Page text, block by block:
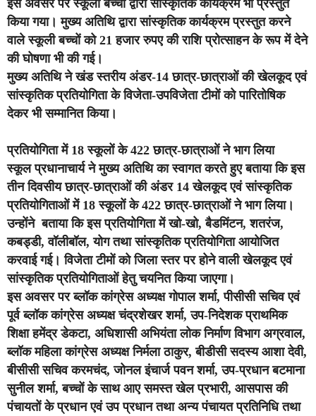
इस अवसर पर स्कूली बच्चों द्वारा सांस्कृतिक कार्यक्रम भी प्रस्तुत
किया गया। मुख्य अतिथि द्वारा सांस्कृतिक कार्यक्रम प्रस्तुत करने
वाले स्कूली बच्चों को 21 हजार रुपए की राशि प्रोत्साहन के रूप में देने
की घोषणा भी की गई।
मुख्य अतिथि ने खंड स्तरीय अंडर-14 छात्र-छात्राओं की खेलकूद एवं
सांस्कृतिक प्रतियोगिता के विजेता-उपविजेता टीमों को पारितोषिक
देकर भी सम्मानित किया।
प्रतियोगिता में 18 स्कूलों के 422 छात्र-छात्राओं ने भाग लिया
स्कूल प्रधानाचार्य ने मुख्य अतिथि का स्वागत करते हुए बताया कि इस
तीन दिवसीय छात्र-छात्राओं की अंडर 14 खेलकूद एवं सांस्कृतिक
प्रतियोगिताओं में 18 स्कूलों के 422 छात्र-छात्राओं ने भाग लिया।
उन्होंने बताया कि इस प्रतियोगिता में खो-खो, बैडमिंटन, शतरंज,
कबड्डी, वॉलीबॉल, योग तथा सांस्कृतिक प्रतियोगिता आयोजित
करवाई गई। विजेता टीमों को जिला स्तर पर होने वाली खेलकूद एवं
सांस्कृतिक प्रतियोगिताओं हेतु चयनित किया जाएगा।
इस अवसर पर ब्लॉक कांग्रेस अध्यक्ष गोपाल शर्मा, पीसीसी सचिव एवं
पूर्व ब्लॉक कांग्रेस अध्यक्ष चंद्रशेखर शर्मा, उप-निदेशक प्राथमिक
शिक्षा हमेंद्र डेकटा, अधिशासी अभियंता लोक निर्माण विभाग अग्रवाल,
ब्लॉक महिला कांग्रेस अध्यक्ष निर्मला ठाकुर, बीडीसी सदस्य आशा देवी,
बीसीसी सचिव करमचंद, जोनल इंचार्ज पवन शर्मा, उप-प्रधान बटमाना
सुनील शर्मा, बच्चों के साथ आए समस्त खेल प्रभारी, आसपास की
पंचायतों के प्रधान एवं उप प्रधान तथा अन्य पंचायत प्रतिनिधि तथा